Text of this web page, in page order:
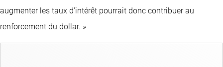
augmenter les taux d’intérêt pourrait donc contribuer au
renforcement du dollar. »